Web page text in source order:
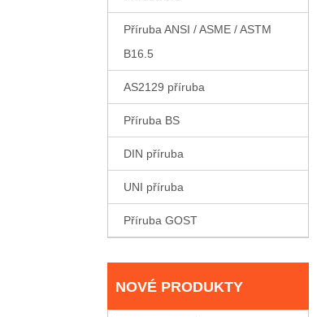
Příruba ANSI / ASME / ASTM
B16.5
AS2129 příruba
Příruba BS
DIN příruba
UNI příruba
Příruba GOST
NOVÉ PRODUKTY